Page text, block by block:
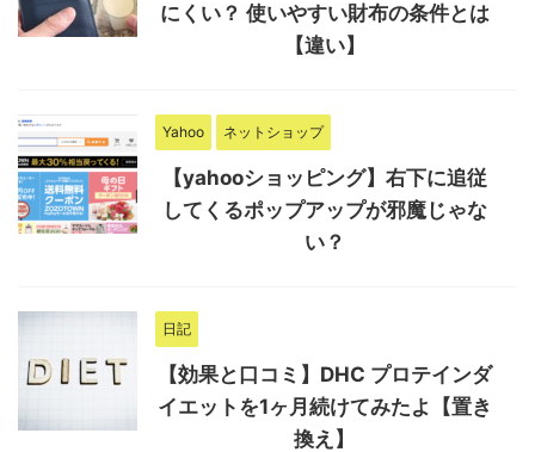
にくい？ 使いやすい財布の条件とは
【違い】
Yahoo ネットショップ
【yahooショッピング】右下に追従
してくるポップアップが邪魔じゃな
い？
日記
【効果と口コミ】DHC プロテインダ
イエットを1ヶ月続けてみたよ【置き
換え】